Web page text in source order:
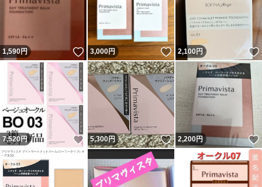
1,590円 いいね！
3,000円 いいね！
2,100円
7,520円 いいね！
5,300円 いいね！
2,200円